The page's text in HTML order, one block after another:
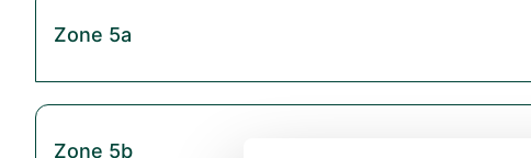
Zone 5a
Zone 5b